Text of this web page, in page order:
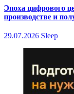
Эпоха цифрового
производстве и
29.07.2026 Sleep